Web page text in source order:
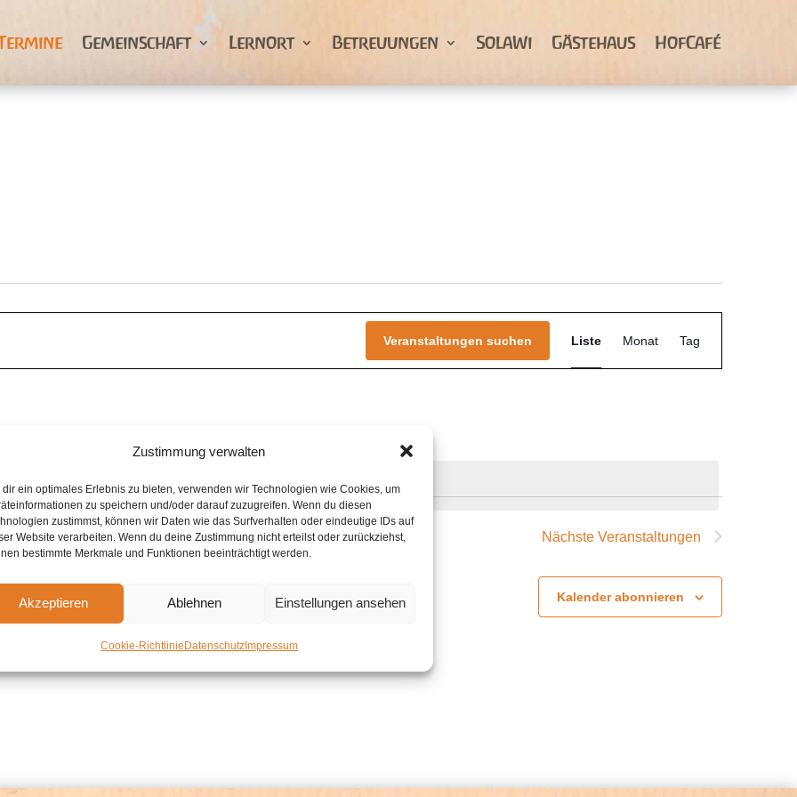
Zustimmung verwalten
dir ein optimales Erlebnis zu bieten, verwenden wir Technologien wie Cookies, um
zu speichern und/oder darauf zuzugreifen. Wenn du diesen
zustimmst, können wir Daten wie das Surfverhalten oder eindeutige IDs auf
Website verarbeiten. Wenn du deine Zustimmung nicht erteilst oder zurückziehst,
bestimmte Merkmale und Funktionen beeinträchtigt werden.
Akzeptieren Ablehnen Einstellungen ansehen
Cookie-RichtlinieDatenschutzImpressum
Gemeinschaft Lernort Betreuungen SolaWi Gästehaus HofCafé
Hinweis
Es wurden keine Ergebnisse gefunden.
Veranstaltungen suchen
Veranstaltung
Ansichten-
Navigation
Liste Monat Tag
Nächste Veranstaltungen
Kalender abonnieren